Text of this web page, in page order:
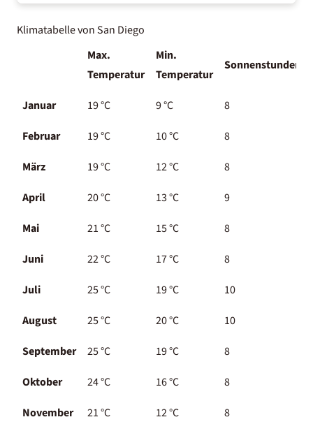
Klimatabelle von San Diego
Max.
Temperatur
Min.
Temperatur
Sonnenstunden
Januar 19°C 9°C 8
Februar
19°C 10°C 8
März
19°C 12°C 8
April
20°C 13°C 9
Mai
21°C 15°C 8
Juni
22°C 17°C 8
Juli
25°C 19°C 10
August
25°C 20°C 10
September
25°C 19°C 8
Oktober
24°C 16°C 8
November
21°C 12°C 8